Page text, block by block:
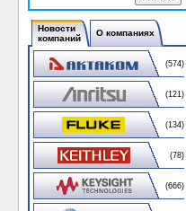
Новости
компаний
О компаниях
(574)
(121)
(134)
(78)
(666)